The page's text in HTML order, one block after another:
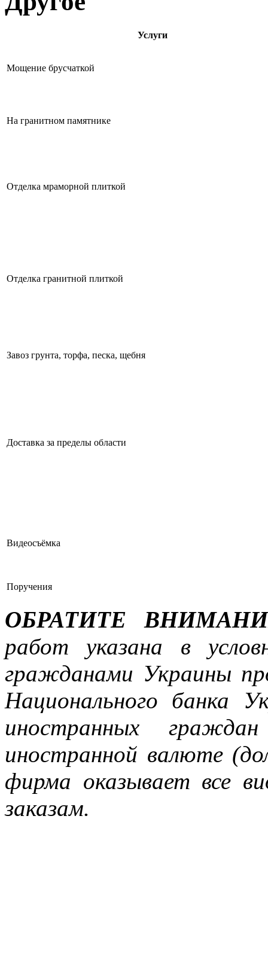
Услуги
Мощение брусчаткой
На гранитном памятнике
Отделка мраморной плиткой
Отделка гранитной плиткой
Завоз грунта, торфа, песка, щебня
Доставка за пределы области
Видеосъёмка
Поручения
ОБРАТИТЕ
работ указана в
гражданами Украины
Национального банка
иностранных
иностранной валюте
фирма оказывает все
заказам.